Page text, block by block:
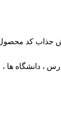
کد محصول
، دانشگاه ها ،